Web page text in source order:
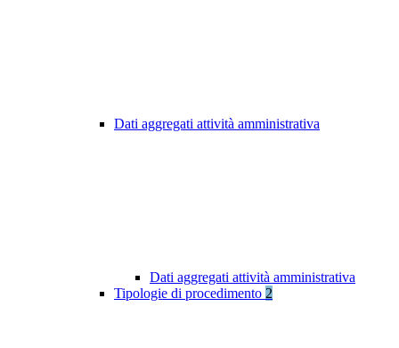
Dati aggregati attività amministrativa
Dati aggregati attività amministrativa
Tipologie di procedimento 2